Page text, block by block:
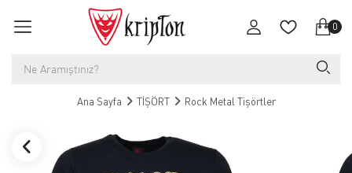
0
Ana Sayfa TİŞÖRT Rock Metal Tişörtler